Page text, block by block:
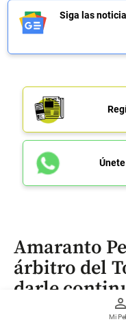
person
Mi
Siga las
Amaranto
árbitro del
darle